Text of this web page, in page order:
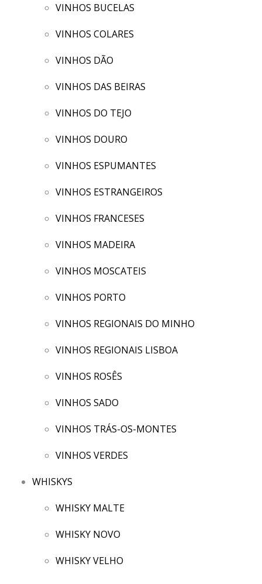
VINHOS BUCELAS
VINHOS COLARES
VINHOS DÃO
VINHOS DAS BEIRAS
VINHOS DO TEJO
VINHOS DOURO
VINHOS ESPUMANTES
VINHOS ESTRANGEIROS
VINHOS FRANCESES
VINHOS MADEIRA
VINHOS MOSCATEIS
VINHOS PORTO
VINHOS REGIONAIS DO MINHO
VINHOS REGIONAIS LISBOA
VINHOS ROSÊS
VINHOS SADO
VINHOS TRÁS-OS-MONTES
VINHOS VERDES
WHISKYS
WHISKY MALTE
WHISKY NOVO
WHISKY VELHO